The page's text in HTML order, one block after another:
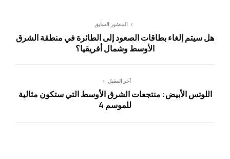
المنشور السابق
هل سيتم إلغاء بطاقات الصعود إلى الطائرة في منطقة الشرق
الأوسط وشمال أفريقيا؟
آخر المقبل
اللوتس الأبيض: منتجعات الشرق الأوسط التي ستكون مثالية
للموسم 4